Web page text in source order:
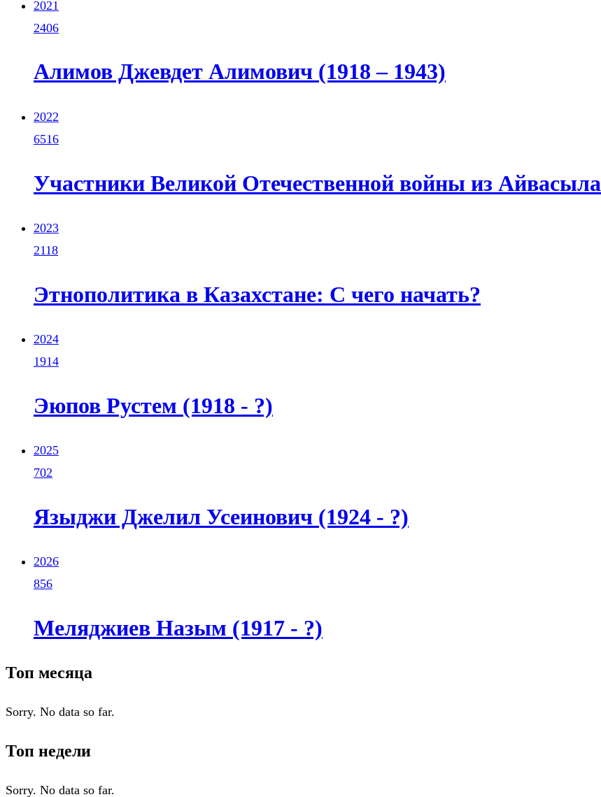
2021
2406
Алимов Джевдет Алимович (1918 – 1943)
2022
6516
Участники Великой Отечественной войны из Айвасыла
2023
2118
Этнополитика в Казахстане: С чего начать?
2024
1914
Эюпов Рустем (1918 - ?)
2025
702
Языджи Джелил Усеинович (1924 - ?)
2026
856
Меляджиев Назым (1917 - ?)
Топ месяца
Sorry. No data so far.
Топ недели
Sorry. No data so far.